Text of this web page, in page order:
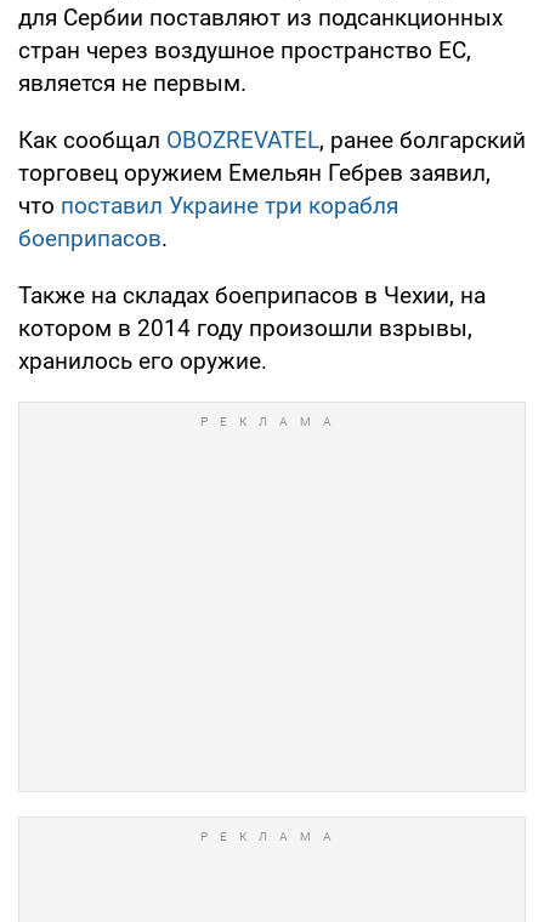
для Сербии поставляют из подсанкционных
стран через воздушное пространство ЕС,
является не первым.
Как сообщал OBOZREVATEL, ранее болгарский
торговец оружием Емельян Гебрев заявил,
что поставил Украине три корабля
боеприпасов.
Также на складах боеприпасов в Чехии, на
котором в 2014 году произошли взрывы,
хранилось его оружие.